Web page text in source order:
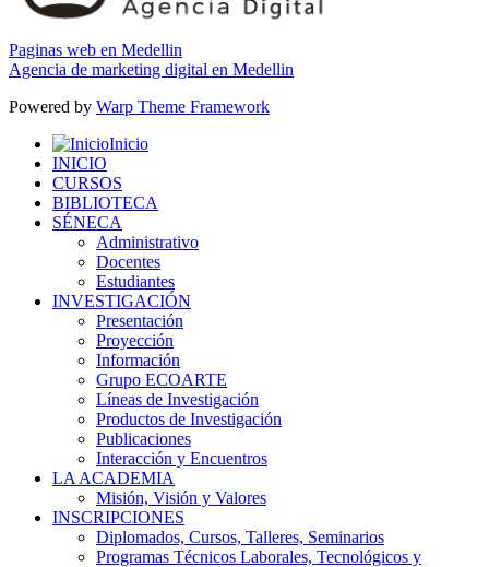
Paginas web en Medellin
Agencia de marketing digital en Medellin
Powered by Warp Theme Framework
Inicio
INICIO
CURSOS
BIBLIOTECA
SÉNECA
Administrativo
Docentes
Estudiantes
INVESTIGACIÓN
Presentación
Proyección
Información
Grupo ECOARTE
Líneas de Investigación
Productos de Investigación
Publicaciones
Interacción y Encuentros
LA ACADEMIA
Misión, Visión y Valores
INSCRIPCIONES
Diplomados, Cursos, Talleres, Seminarios
Programas Técnicos Laborales, Tecnológicos y